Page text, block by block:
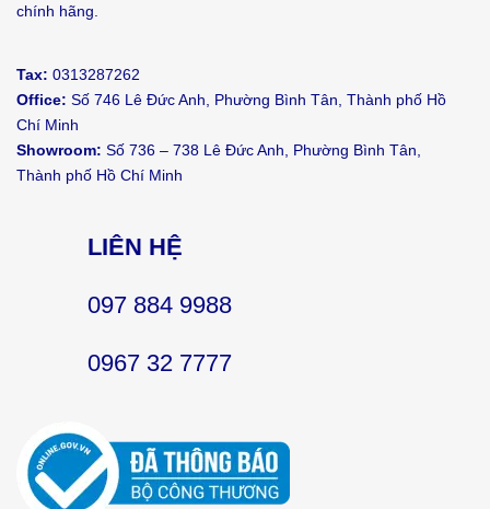
chính hãng.
Tax: 0313287262
Office: Số 746 Lê Đức Anh, Phường Bình Tân, Thành phố Hồ
Chí Minh
Showroom: Số 736 – 738 Lê Đức Anh, Phường Bình Tân,
Thành phố Hồ Chí Minh
LIÊN HỆ
097 884 9988
0967 32 7777